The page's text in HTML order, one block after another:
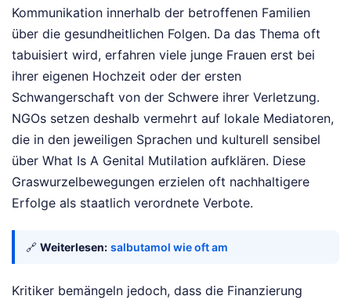
Kommunikation innerhalb der betroffenen Familien
über die gesundheitlichen Folgen. Da das Thema oft
tabuisiert wird, erfahren viele junge Frauen erst bei
ihrer eigenen Hochzeit oder der ersten
Schwangerschaft von der Schwere ihrer Verletzung.
NGOs setzen deshalb vermehrt auf lokale Mediatoren,
die in den jeweiligen Sprachen und kulturell sensibel
über What Is A Genital Mutilation aufklären. Diese
Graswurzelbewegungen erzielen oft nachhaltigere
Erfolge als staatlich verordnete Verbote.
🔗 Weiterlesen: salbutamol wie oft am
Kritiker bemängeln jedoch, dass die Finanzierung